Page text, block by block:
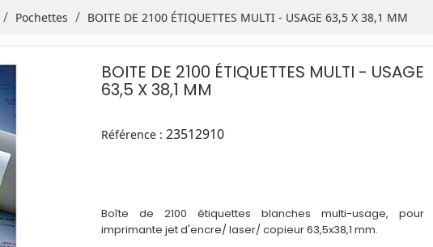
Pochettes BOITE DE 2100 ÉTIQUETTES MULTI - USAGE 63,5 X 38,1 MM
BOITE DE 2100 ÉTIQUETTES MULTI - USAGE
63,5 X 38,1 MM
Référence : 23512910
Boîte de 2100 étiquettes blanches multi-usage, pour
imprimante jet d'encre/ laser/ copieur 63,5x38,1 mm.